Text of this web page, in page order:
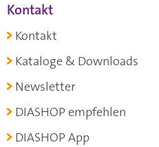
Kontakt
Kontakt
Kataloge & Downloads
Newsletter
DIASHOP empfehlen
DIASHOP App